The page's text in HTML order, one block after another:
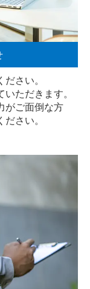
さい。
ただきます。
がご面倒な方
さい。